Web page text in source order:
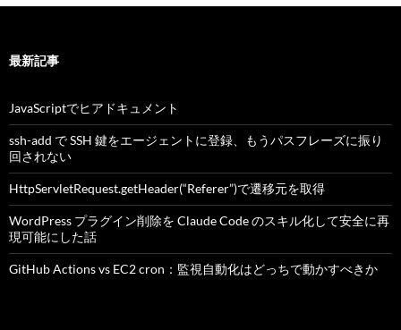
シ
ョ
最新記事
JavaScriptでヒアドキュメント
ssh-add で SSH 鍵をエージェントに登録、もうパスフレーズに振り
回されない
HttpServletRequest.getHeader(“Referer”)で遷移元を取得
WordPress プラグイン削除を Claude Code のスキル化して安全に再
現可能にした話
GitHub Actions vs EC2 cron：監視自動化はどっちで動かすべきか